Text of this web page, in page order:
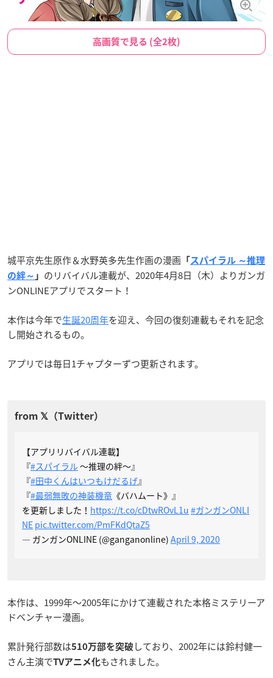
高画質で見る (全2枚)
城平京先生原作＆水野英多先生作画の漫画 「スパイラル ～推理
の絆～ 」 のリバイバル連載が、2020年4月8日（木）よりガンガ
ンONLINEアプリでスタート！
本作は今年で生誕20周年を迎え、今回の復刻連載もそれを記念
し開始されるもの。
アプリでは毎日1チャプターずつ更新されます。
【アプリリバイバル連載】
『#スパイラル～推理の絆～』
『#田中くんはいつもけだるげ』
『#最弱無敗の神装機竜 《バハムート》』
を更新しました！ https://t.co/cDtwROvL1u #ガンガンONLI
NE pic.twitter.com/PmFKdQtaZ5
— ガンガンONLINE (@ganganonline) April 9, 2020
本作は、1999年〜2005年にかけて連載された本格ミステリーア
ドベンチャー漫画。
累計発行部数は510万部を突破 しており、2002年には鈴村健一
さん主演でTVアニメ化もされました。